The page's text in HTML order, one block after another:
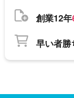
創業12年
早い者勝